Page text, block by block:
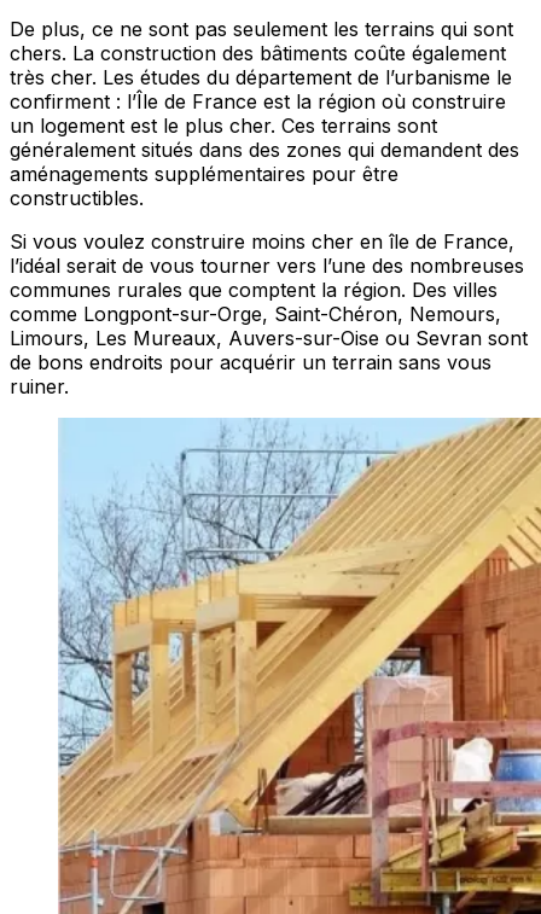
De plus, ce ne sont pas seulement les terrains qui sont
chers. La construction des bâtiments coûte également
très cher. Les études du département de l’urbanisme le
confirment : l’Île de France est la région où construire
un logement est le plus cher. Ces terrains sont
généralement situés dans des zones qui demandent des
aménagements supplémentaires pour être
constructibles.
Si vous voulez construire moins cher en île de France,
l’idéal serait de vous tourner vers l’une des nombreuses
communes rurales que comptent la région. Des villes
comme Longpont-sur-Orge, Saint-Chéron, Nemours,
Limours, Les Mureaux, Auvers-sur-Oise ou Sevran sont
de bons endroits pour acquérir un terrain sans vous
ruiner.